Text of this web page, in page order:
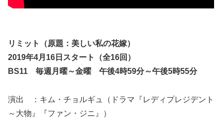
リミット（原題：美しい私の花嫁）
2019年4月16日スタート（全16回）
BS11 毎週月曜～金曜 午後4時59分～午後5時55分
演出 ：キム・チョルギュ（ドラマ『レディプレジデント
～大物』『ファン・ジニ』）